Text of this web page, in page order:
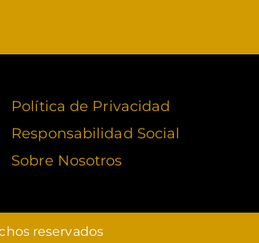
Política de Privacidad
Responsabilidad Social
Sobre Nosotros
reservados